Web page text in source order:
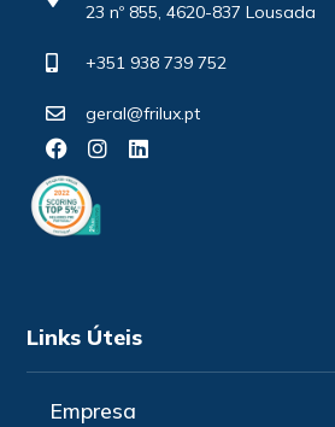
23 nº 855, 4620-837 Lousada
+351 938 739 752
geral@frilux.pt
Links Úteis
Empresa